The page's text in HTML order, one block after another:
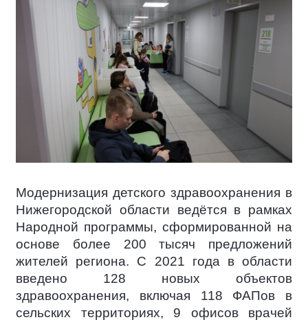
Модернизация детского здравоохранения в
Нижегородской области ведётся в рамках
Народной программы, сформированной на
основе более 200 тысяч предложений
жителей региона. С 2021 года в области
введено 128 новых объектов
здравоохранения, включая 118 ФАПов в
сельских территориях, 9 офисов врачей